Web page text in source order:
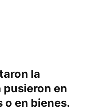
la
pusieron en
o en bienes.